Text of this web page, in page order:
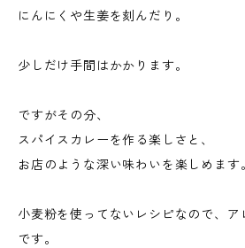
にんにくや生姜を刻んだり。
少しだけ手間はかかります。
ですがその分、
スパイスカレーを作る楽しさと、
お店のような深い味わいを楽しめます。
小麦粉を使ってないレシピなので、
です。